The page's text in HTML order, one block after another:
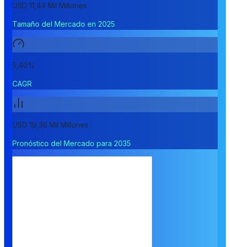
USD 11,44 Mil Millones
Tamaño del Mercado en 2025
5,40%
CAGR
USD 19,36 Mil Millones
Pronóstico del Mercado para 2035